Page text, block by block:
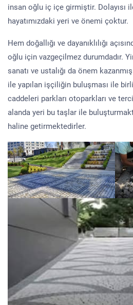
insan oğlu iç içe girmiştir. Dolayısı
hayatımızdaki yeri ve önemi çoktur.
Hem doğallığı ve dayanıklılığı
oğlu için vazgeçilmez durumdadır.
sanatı ve ustalığı da önem
ile yapılan işçiliğin buluşması ile
caddeleri parkları otoparkları ve
alanda yeri bu taşlar ile
haline getirmektedirler.